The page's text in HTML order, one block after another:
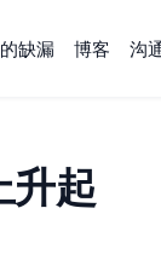
缺漏 博客 沟
升起